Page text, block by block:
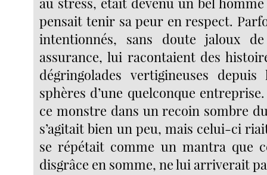
pensait tenir sa peur en respect.
intentionnés, sans doute jaloux
assurance, lui racontaient des
dégringolades vertigineuses
sphères d’une quelconque
ce monstre dans un recoin sombre
s’agitait bien un peu, mais celui-ci
se répétait comme un mantra que
disgrâce en somme, ne lui arriverait